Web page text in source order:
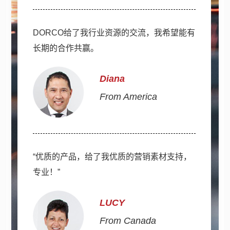
DORCO给了我行业资源的交流，我希望能有
长期的合作共赢。
Diana
From America
“优质的产品，给了我优质的营销素材支持，
专业！”
LUCY
From Canada